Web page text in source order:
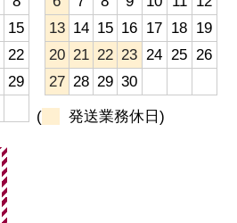
15
22
29
13 14 15 16 17 18 19
20 21 22 23 24 25 26
27 28 29 30
( 発送業務休日)